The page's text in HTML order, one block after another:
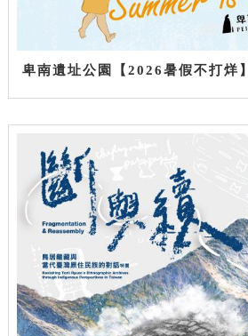
卑南遺址公園【2026暑假不打烊】